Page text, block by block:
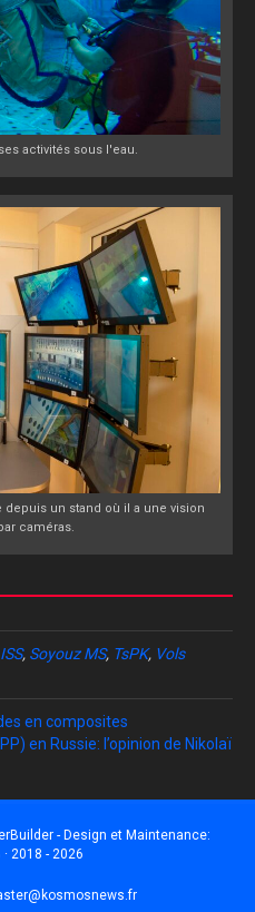
activités sous l'eau.
un stand où il a une vision
caméras.
ISS, Soyouz MS, TsPK, Vols
en composites
en Russie: l’opinion de Nikolaï
- Design et Maintenance:
· 2018 - 2026